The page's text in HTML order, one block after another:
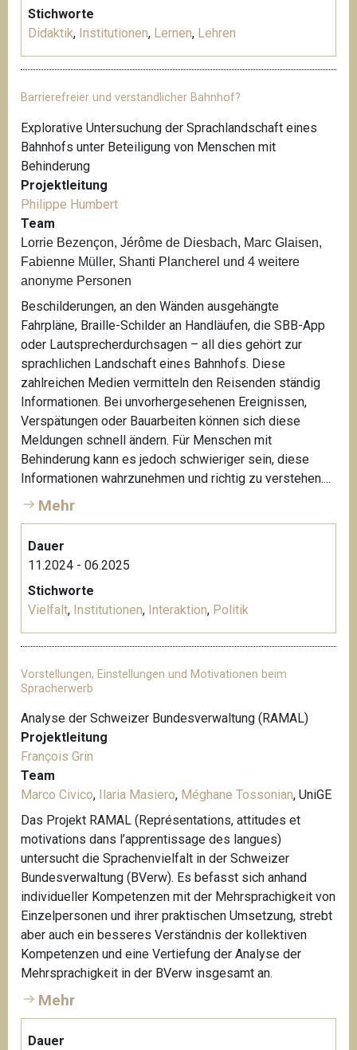
Stichworte
Didaktik, Institutionen, Lernen, Lehren
Barrierefreier und verständlicher Bahnhof?
Explorative Untersuchung der Sprachlandschaft eines
Bahnhofs unter Beteiligung von Menschen mit
Behinderung
Projektleitung
Philippe Humbert
Team
Lorrie Bezençon, Jérôme de Diesbach, Marc Glaisen,
Fabienne Müller, Shanti Plancherel und 4 weitere
anonyme Personen
Beschilderungen, an den Wänden ausgehängte
Fahrpläne, Braille-Schilder an Handläufen, die SBB-App
oder Lautsprecherdurchsagen – all dies gehört zur
sprachlichen Landschaft eines Bahnhofs. Diese
zahlreichen Medien vermitteln den Reisenden ständig
Informationen. Bei unvorhergesehenen Ereignissen,
Verspätungen oder Bauarbeiten können sich diese
Meldungen schnell ändern. Für Menschen mit
Behinderung kann es jedoch schwieriger sein, diese
Informationen wahrzunehmen und richtig zu verstehen....
Mehr
Dauer
11.2024 - 06.2025
Stichworte
Vielfalt, Institutionen, Interaktion, Politik
Vorstellungen, Einstellungen und Motivationen beim
Spracherwerb
Analyse der Schweizer Bundesverwaltung (RAMAL)
Projektleitung
François Grin
Team
Marco Civico, Ilaria Masiero, Méghane Tossonian, UniGE
Das Projekt RAMAL (Représentations, attitudes et
motivations dans l’apprentissage des langues)
untersucht die Sprachenvielfalt in der Schweizer
Bundesverwaltung (BVerw). Es befasst sich anhand
individueller Kompetenzen mit der Mehrsprachigkeit von
Einzelpersonen und ihrer praktischen Umsetzung, strebt
aber auch ein besseres Verständnis der kollektiven
Kompetenzen und eine Vertiefung der Analyse der
Mehrsprachigkeit in der BVerw insgesamt an.
Mehr
Dauer